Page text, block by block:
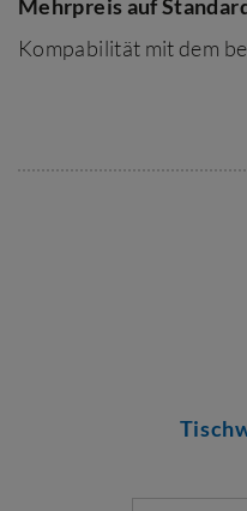
Mehrpreis auf
Kompabilität mit dem